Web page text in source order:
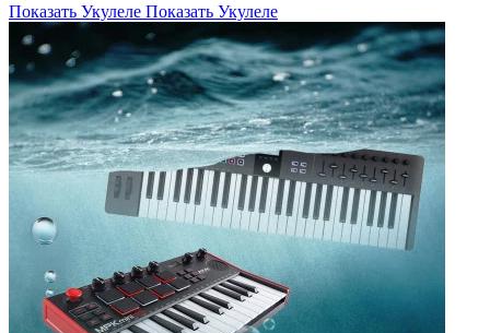
Показать Укулеле Показать Укулеле